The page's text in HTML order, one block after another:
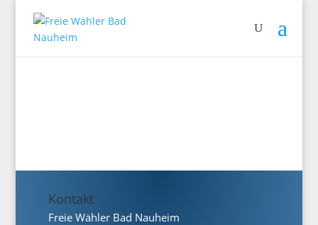
Kontakt
Freie Wähler Bad Nauheim